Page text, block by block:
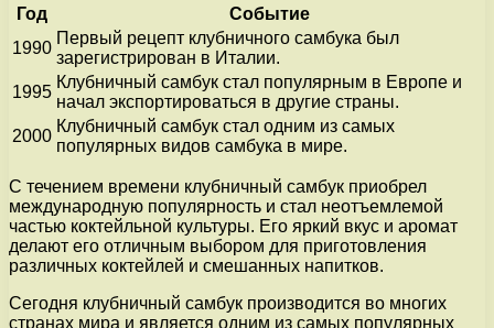
Год
Событие
1990
Первый рецепт клубничного самбука был
зарегистрирован в Италии.
1995
Клубничный самбук стал популярным в Европе и
начал экспортироваться в другие страны.
2000
Клубничный самбук стал одним из самых
популярных видов самбука в мире.
С течением времени клубничный самбук приобрел
международную популярность и стал неотъемлемой
частью коктейльной культуры. Его яркий вкус и аромат
делают его отличным выбором для приготовления
различных коктейлей и смешанных напитков.
Сегодня клубничный самбук производится во многих
странах мира и является одним из самых популярных